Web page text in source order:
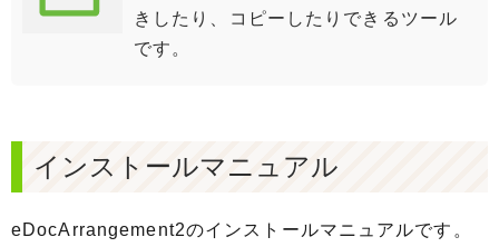
きしたり、コピーしたりできるツール
です。
インストールマニュアル
eDocArrangement2のインストールマニュアルです。